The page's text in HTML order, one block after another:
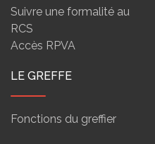
Suivre une formalité au
RCS
Accès RPVA
LE GREFFE
Fonctions du greffier